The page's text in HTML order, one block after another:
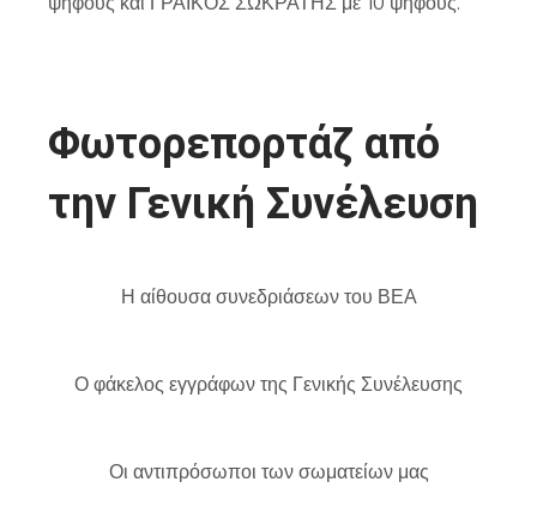
Φωτορεπορτάζ από
την Γενική Συνέλευση
Η αίθουσα συνεδριάσεων του ΒΕΑ
Ο φάκελος εγγράφων της Γενικής Συνέλευσης
Οι αντιπρόσωποι των σωματείων μας